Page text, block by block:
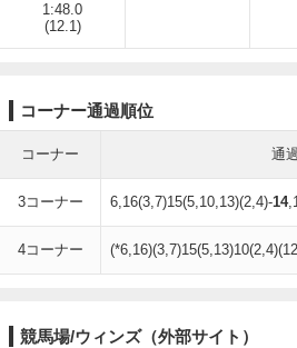
1:48.0
(12.1)
コーナー通過順位
コーナー 通
3コーナー 6,16(3,7)15(5,10,13)(2,4)-14
4コーナー
競馬場/ウィンズ（外部サイト）